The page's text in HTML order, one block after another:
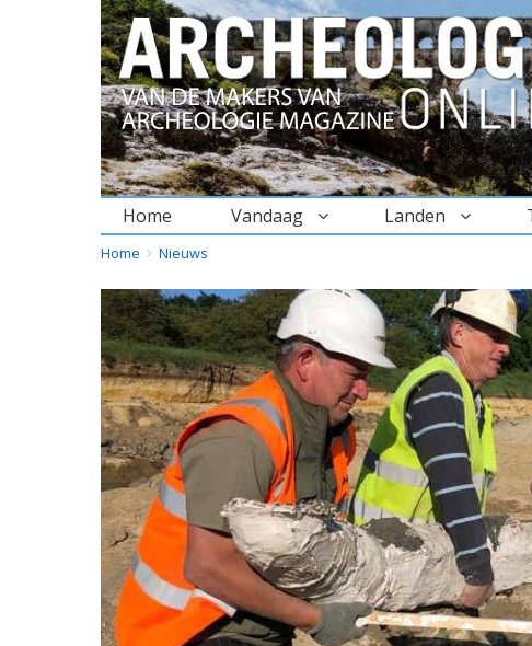
Home Vandaag Landen
BREADCRUMBS
YOU
HERE:
Home Nieuws